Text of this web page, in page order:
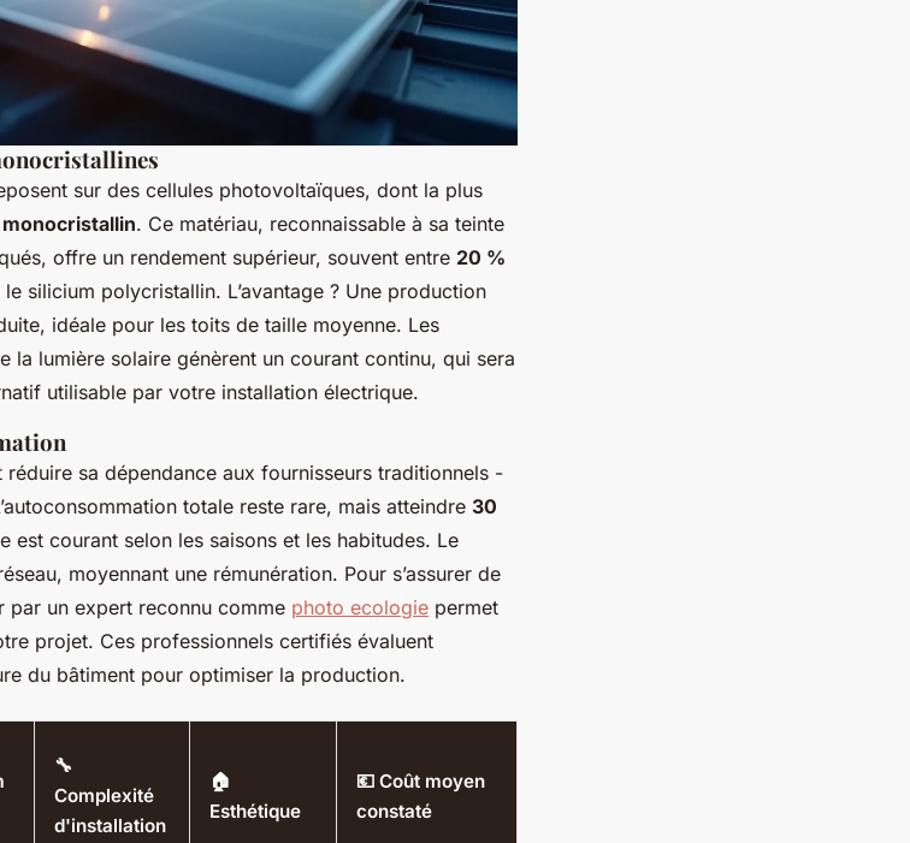
sur des cellules photovoltaïques, dont la plus
. Ce matériau, reconnaissable à sa teinte
offre un rendement supérieur, souvent entre 20 %
silicium polycristallin. L’avantage ? Une production
idéale pour les toits de taille moyenne. Les
la lumière solaire génèrent un courant continu, qui sera
utilisable par votre installation électrique.
réduire sa dépendance aux fournisseurs traditionnels -
totale reste rare, mais atteindre 30
est courant selon les saisons et les habitudes. Le
moyennant une rémunération. Pour s’assurer de
par un expert reconnu comme photo ecologie permet
projet. Ces professionnels certifiés évaluent
du bâtiment pour optimiser la production.
🔧
Complexité
d'installation
🏠
Esthétique
💶 Coût moyen
constaté